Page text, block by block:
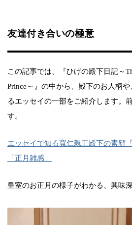
友達付き合いの極意
この記事では、『ひげの殿下日記～
Prince～』の中から、殿下のお人柄
るエッセイの一部をご紹介します。
す。
エッセイで知る寬仁親王殿下の素顔
「正月雑感」
皇室のお正月の様子がわかる、興味